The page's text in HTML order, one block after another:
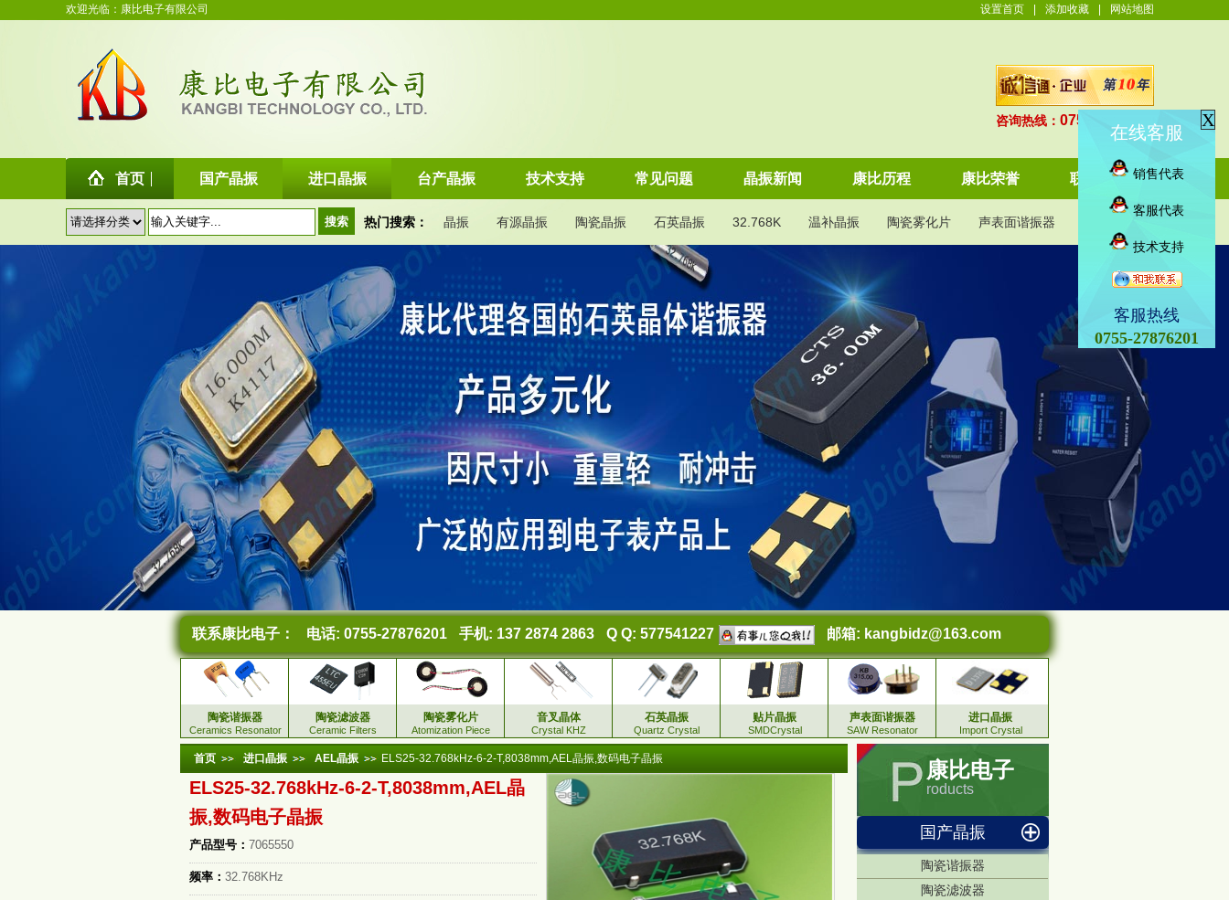
欢迎光临：康比电子有限公司 设置首页 添加收藏 网站地图
咨询热线： 0755-27876201
首页 国产晶振 进口晶振 台产晶振 技术支持 常见问题 晶振新闻 康比历程 康比荣誉 联系康比
热门搜索： 晶振 有源晶振 陶瓷晶振 石英晶振 32.768K 温补晶振 陶瓷雾化片 声表面谐振器
联系康比电子： 电话: 0755-27876201 手机: 137 2874 2863 Q Q: 577541227 邮箱: kangbidz@163.com
陶瓷谐振器
Ceramics Resonator
陶瓷滤波器
Ceramic Filters
陶瓷雾化片
Atomization Piece
音叉晶体
Crystal KHZ
石英晶振
Quartz Crystal
贴片晶振
SMDCrystal
声表面谐振器
SAW Resonator
进口晶振
Import Crystal
康比电子
roducts
国产晶振
陶瓷谐振器
陶瓷滤波器
首页 进口晶振 AEL晶振 ELS25-32.768kHz-6-2-T,8038mm,AEL晶振,数码电子晶振
ELS25-32.768kHz-6-2-T,8038mm,AEL晶
振,数码电子晶振
产品型号： 7065550
频率： 32.768KHz
在线客服
X
销售代表
客服代表
技术支持
客服热线
0755-27876201